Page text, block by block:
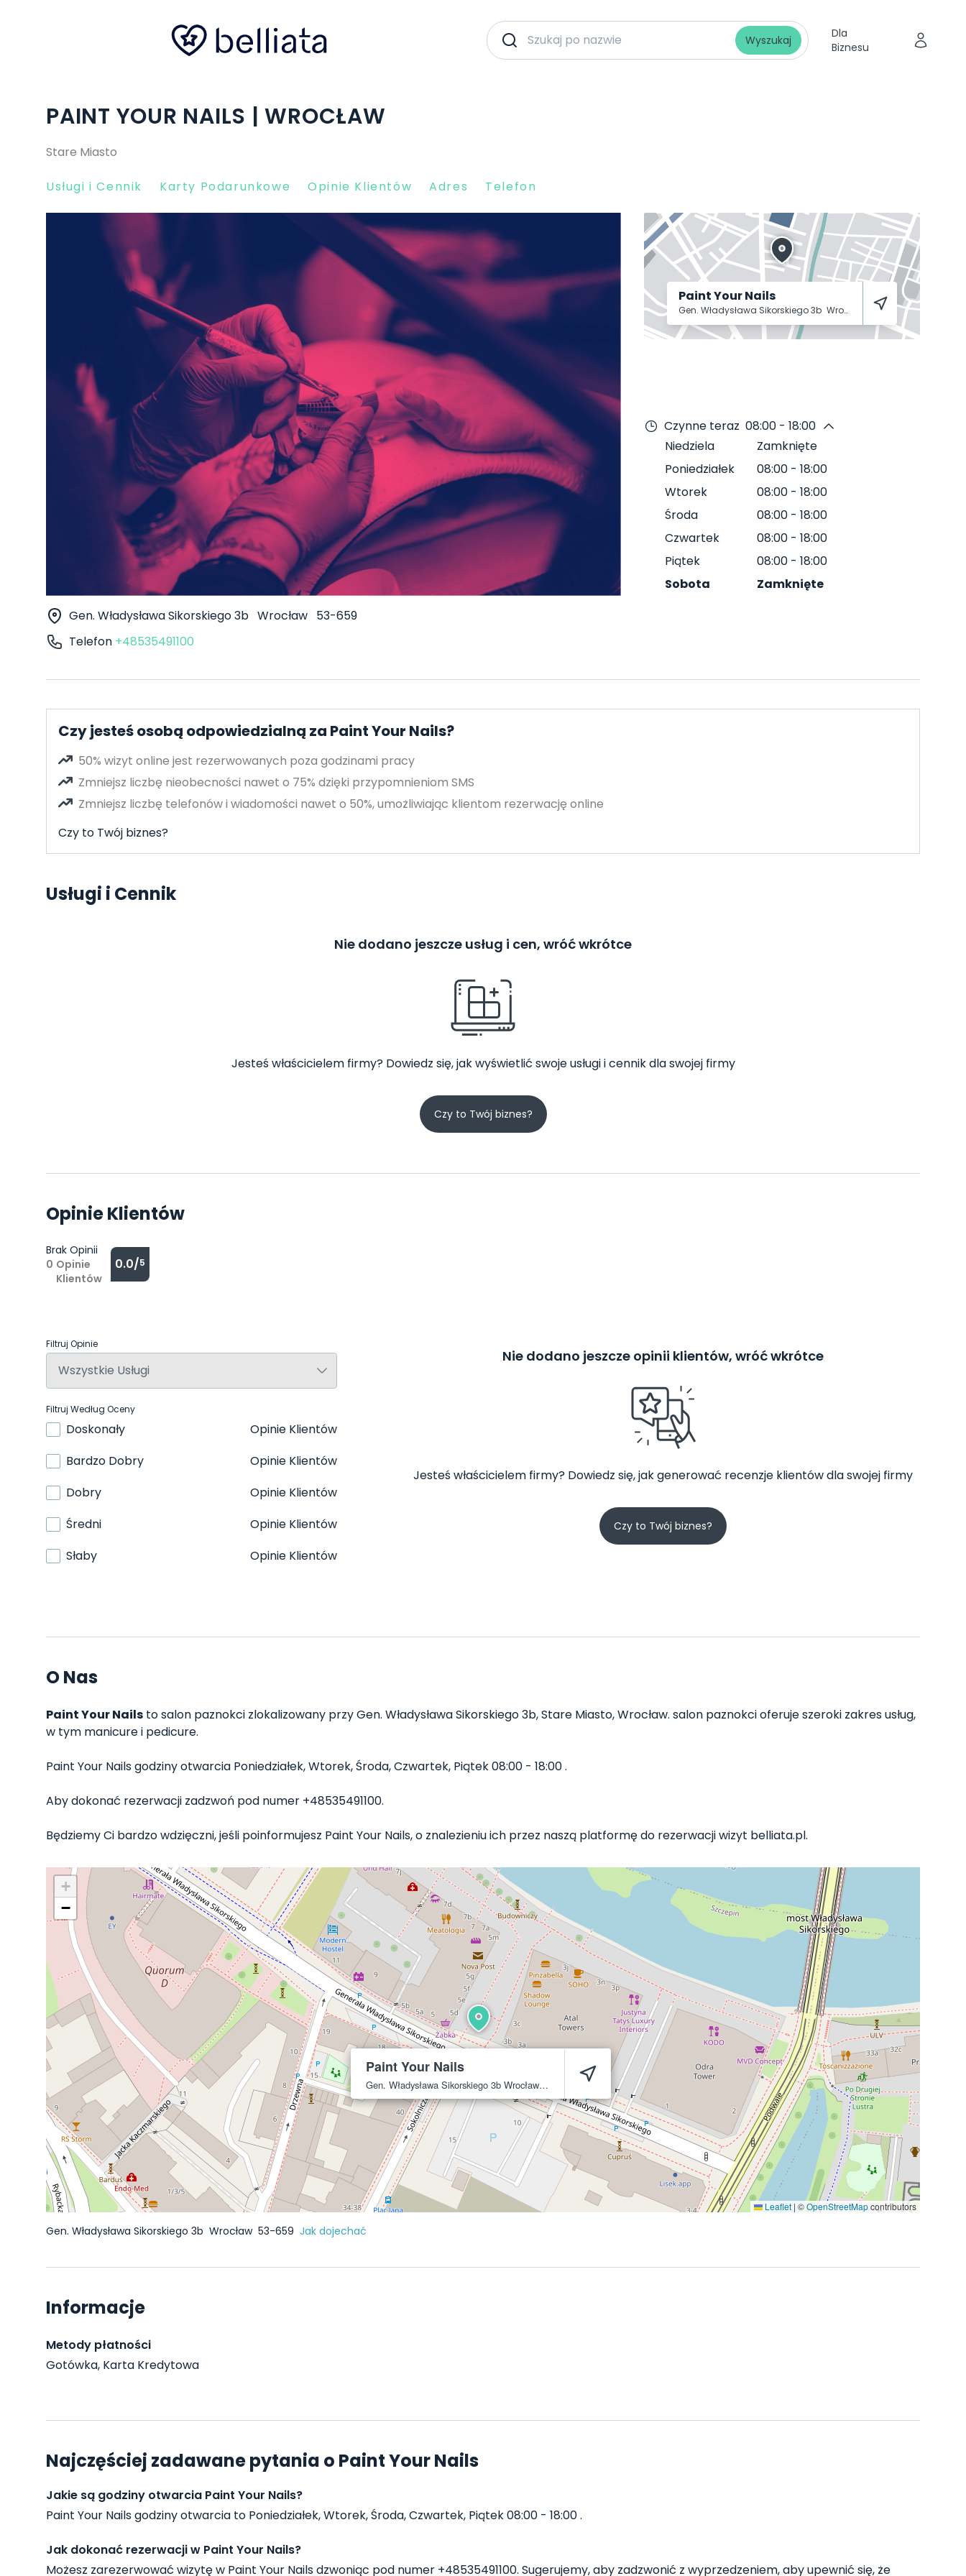
Wyszukaj
Dla
Biznesu
PAINT YOUR NAILS | WROCŁAW
Stare Miasto
Usługi i Cennik Karty Podarunkowe Opinie Klientów Adres Telefon
Gen. Władysława Sikorskiego 3b Wrocław 53-659
Telefon +48535491100
Paint Your Nails
Gen. Władysława Sikorskiego 3b Wrocław 53-659
Czynne teraz 08:00 - 18:00
Niedziela
Zamknięte
Poniedziałek
08:00 - 18:00
Wtorek
08:00 - 18:00
Środa
08:00 - 18:00
Czwartek
08:00 - 18:00
Piątek
08:00 - 18:00
Sobota
Zamknięte
Czy jesteś osobą odpowiedzialną za Paint Your Nails?
50% wizyt online jest rezerwowanych poza godzinami pracy
Zmniejsz liczbę nieobecności nawet o 75% dzięki przypomnieniom SMS
Zmniejsz liczbę telefonów i wiadomości nawet o 50%, umożliwiając klientom rezerwację online
Czy to Twój biznes?
Usługi i Cennik
Nie dodano jeszcze usług i cen, wróć wkrótce
Jesteś właścicielem firmy? Dowiedz się, jak wyświetlić swoje usługi i cennik dla swojej firmy
Czy to Twój biznes?
Opinie Klientów
Brak Opinii
0 Opinie
Klientów
0.0/5
Filtruj Opinie
Filtruj Według Oceny
Doskonały
Opinie Klientów
Bardzo Dobry
Opinie Klientów
Dobry
Opinie Klientów
Średni
Opinie Klientów
Słaby
Opinie Klientów
Nie dodano jeszcze opinii klientów, wróć wkrótce
Jesteś właścicielem firmy? Dowiedz się, jak generować recenzje klientów dla swojej firmy
Czy to Twój biznes?
O Nas
Paint Your Nails to salon paznokci zlokalizowany przy Gen. Władysława Sikorskiego 3b, Stare Miasto, Wrocław. salon paznokci oferuje szeroki zakres usług,
w tym manicure i pedicure.
Paint Your Nails godziny otwarcia Poniedziałek, Wtorek, Środa, Czwartek, Piątek 08:00 - 18:00 .
Aby dokonać rezerwacji zadzwoń pod numer +48535491100.
Będziemy Ci bardzo wdzięczni, jeśli poinformujesz Paint Your Nails, o znalezieniu ich przez naszą platformę do rezerwacji wizyt belliata.pl.
Paint Your Nails
Gen. Władysława Sikorskiego 3b Wrocław 53-659
+
−
Leaflet | ©OpenStreetMapcontributors
Gen. Władysława Sikorskiego 3b Wrocław 53-659 Jak dojechać
Informacje
Metody płatności
Gotówka, Karta Kredytowa
Najczęściej zadawane pytania o Paint Your Nails
Jakie są godziny otwarcia Paint Your Nails?
Paint Your Nails godziny otwarcia to Poniedziałek, Wtorek, Środa, Czwartek, Piątek 08:00 - 18:00 .
Jak dokonać rezerwacji w Paint Your Nails?
Możesz zarezerwować wizytę w Paint Your Nails dzwoniąc pod numer +48535491100. Sugerujemy, aby zadzwonić z wyprzedzeniem, aby upewnić się, że